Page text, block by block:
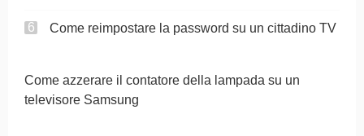
Come reimpostare la password su un cittadino TV
Come azzerare il contatore della lampada su un
televisore Samsung